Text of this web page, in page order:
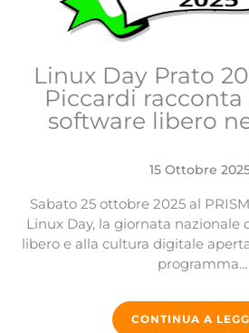
Linux Day Prato
Piccardi
software libero
15 Ottobre
Sabato 25 ottobre 2025 al
Linux Day, la giornata nazionale
libero e alla cultura digitale
programma…
CONTINUA A